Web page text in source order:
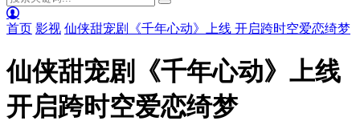
首页 影视 仙侠甜宠剧《千年心动》上线 开启跨时空爱恋绮梦
仙侠甜宠剧《千年心动》上线
开启跨时空爱恋绮梦